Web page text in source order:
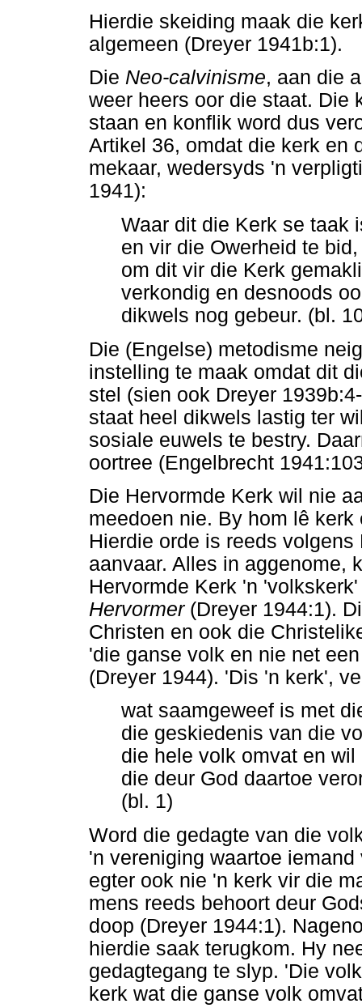
Hierdie skeiding maak die
algemeen (Dreyer 1941b:1).
Die Neo-calvinisme, aan die
weer heers oor die staat. Die
staan en konflik word dus
Artikel 36, omdat die kerk en
mekaar, wedersyds 'n
1941):
Waar dit die Kerk se taak
en vir die Owerheid te
om dit vir die Kerk
verkondig en desnoods
dikwels nog gebeur. (bl.
Die (Engelse) metodisme
instelling te maak omdat dit
stel (sien ook Dreyer
staat heel dikwels lastig ter
sosiale euwels te bestry.
oortree (Engelbrecht
Die Hervormde Kerk wil nie
meedoen nie. By hom lê
Hierdie orde is reeds
aanvaar. Alles in aggenome,
Hervormde Kerk 'n
Hervormer(Dreyer 1944:1).
Christen en ook die
'die ganse volk en nie net
(Dreyer 1944). 'Dis 'n kerk',
wat saamgeweef is met
die geskiedenis van die
die hele volk omvat en
die deur God daartoe
(bl. 1)
Word die gedagte van die
'n vereniging waartoe
egter ook nie 'n kerk vir die
mens reeds behoort deur
doop (Dreyer 1944:1).
hierdie saak terugkom. Hy
gedagtegang te slyp. 'Die
kerk wat die ganse volk